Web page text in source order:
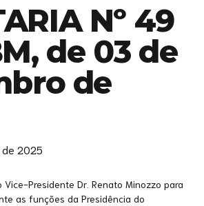
Nº 49
de 03 de
de
2025
Vice-Presidente Dr. Renato Minozzo para
as funções da Presidência do